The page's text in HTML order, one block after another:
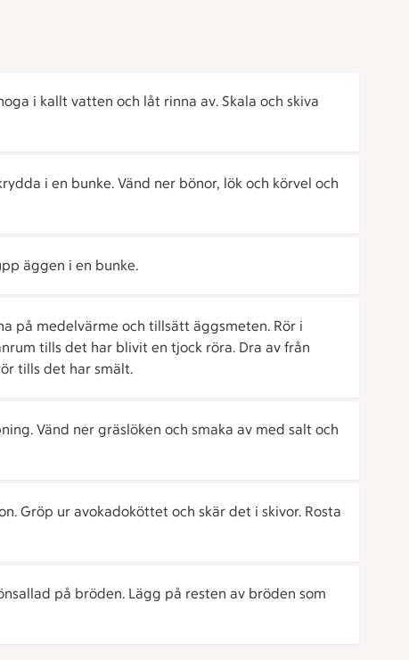
i kallt vatten och låt rinna av. Skala och skiva
i en bunke. Vänd ner bönor, lök och körvel och
äggen i en bunke.
på medelvärme och tillsätt äggsmeten. Rör i
tills det har blivit en tjock röra. Dra av från
tills det har smält.
Vänd ner gräslöken och smaka av med salt och
Gröp ur avokadoköttet och skär det i skivor. Rosta
på bröden. Lägg på resten av bröden som